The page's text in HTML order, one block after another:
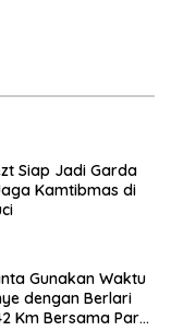
Siap Jadi Garda
Kamtibmas di
Gunakan Waktu
dengan Berlari
Km Bersama Para